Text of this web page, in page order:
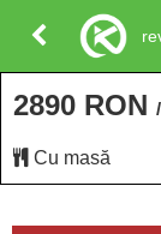
2890 RON
Cu masă